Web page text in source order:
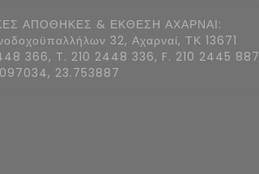
ΑΠΟΘΗΚΕΣ & ΕΚΘΕΣΗ ΑΧΑΡΝΑΙ:
32, Αχαρναί, ΤΚ 13671
366, T. 210 2448 336, F. 210 2445 887
23.753887